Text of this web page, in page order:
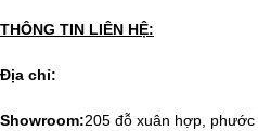
THÔNG TIN LIÊN HỆ:
Địa chỉ:
Showroom:205 đỗ xuân hợp,